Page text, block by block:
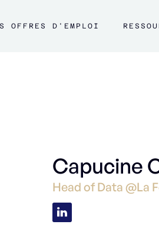
OFFRES D'EMPLOI
Capucine
Head of Data @La